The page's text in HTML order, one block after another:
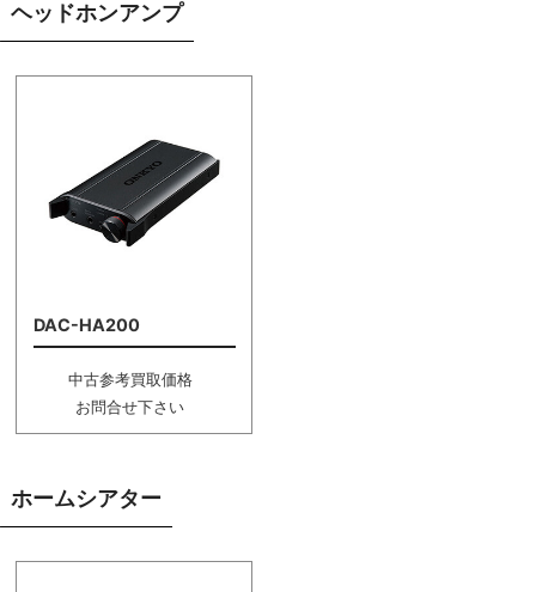
ヘッドホンアンプ
DAC-HA200
中古参考買取価格
お問合せ下さい
ホームシアター